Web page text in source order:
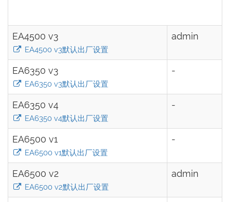
EA4500 v3
EA4500 v3默认出厂设置
admin
EA6350 v3
EA6350 v3默认出厂设置
-
EA6350 v4
EA6350 v4默认出厂设置
-
EA6500 v1
EA6500 v1默认出厂设置
-
EA6500 v2
EA6500 v2默认出厂设置
admin